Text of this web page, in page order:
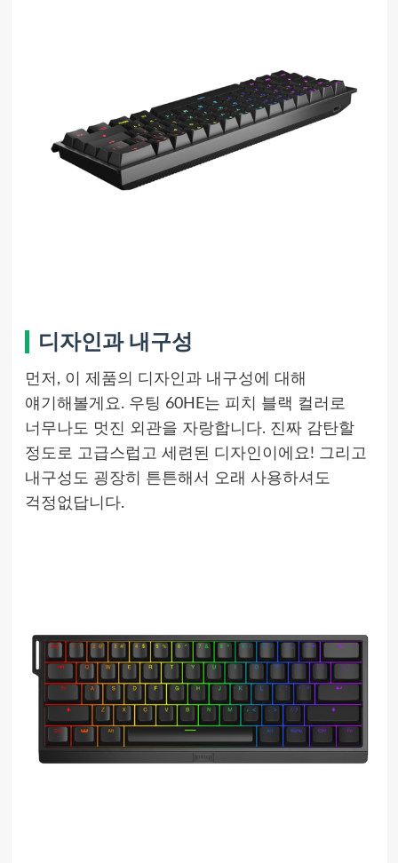
디자인과 내구성
먼저, 이 제품의 디자인과 내구성에 대해
얘기해볼게요. 우팅 60HE는 피치 블랙 컬러로
너무나도 멋진 외관을 자랑합니다. 진짜 감탄할
정도로 고급스럽고 세련된 디자인이에요! 그리고
내구성도 굉장히 튼튼해서 오래 사용하셔도
걱정없답니다.